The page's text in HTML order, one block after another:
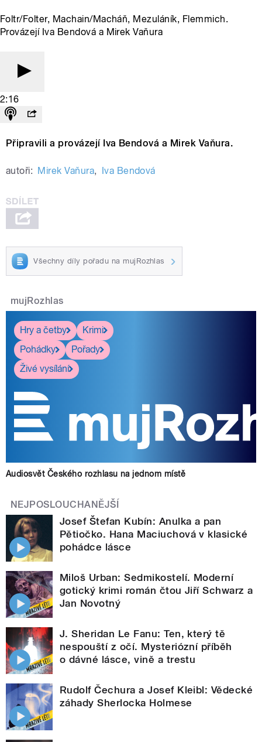
Foltr/Folter, Machain/Macháň, Mezuláník, Flemmich.
Provázejí Iva Bendová a Mirek Vaňura
2:16
Připravili a provázejí Iva Bendová a Mirek Vaňura.
autoři: Mirek Vaňura, Iva Bendová
Všechny díly pořadu na mujRozhlas
mujRozhlas
Hry a četby
Krimi
Pohádky
Pořady
Živé vysílání
Audiosvět Českého rozhlasu na jednom místě
NEJPOSLOUCHANĚJŠÍ
Josef Štefan Kubín: Anulka a pan
Pětiočko. Hana Maciuchová v klasické
pohádce lásce
Miloš Urban: Sedmikostelí. Moderní
gotický krimi román čtou Jiří Schwarz a
Jan Novotný
J. Sheridan Le Fanu: Ten, který tě
nespouští z očí. Mysteriózní příběh
o dávné lásce, vině a trestu
Rudolf Čechura a Josef Kleibl: Vědecké
záhady Sherlocka Holmese